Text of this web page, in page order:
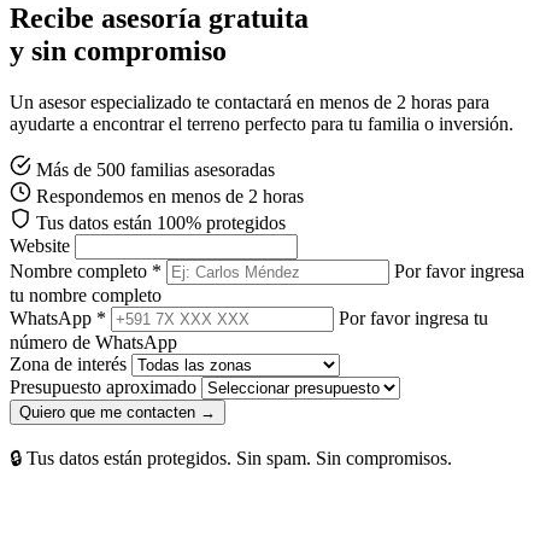
Recibe asesoría gratuita
y sin compromiso
Un asesor especializado te contactará en menos de 2 horas para
ayudarte a encontrar el terreno perfecto para tu familia o inversión.
Más de 500 familias asesoradas
Respondemos en menos de 2 horas
Tus datos están 100% protegidos
Website
Nombre completo *
Por favor ingresa
tu nombre completo
WhatsApp *
Por favor ingresa tu
número de WhatsApp
Zona de interés
Presupuesto aproximado
Quiero que me contacten →
🔒 Tus datos están protegidos. Sin spam. Sin compromisos.